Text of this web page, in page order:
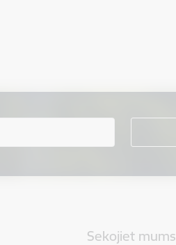
Sekojiet mums